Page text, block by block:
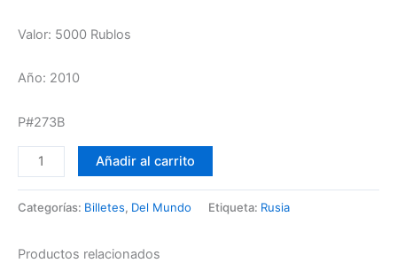
Valor: 5000 Rublos
Año: 2010
P#273B
Añadir al carrito
Categorías: Billetes, Del Mundo Etiqueta: Rusia
Productos relacionados